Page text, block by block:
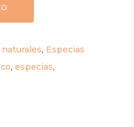
, Especias
, especias,